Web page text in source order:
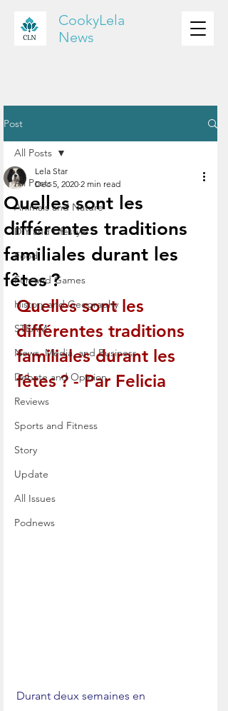
CookyLela
News
Post
All Posts
Animals and Nature
DIY and Lifestyle
Food
Fun and Games
History and Geography
STEAM
News, Media, and Business
Debate and Opinion
Reviews
Sports and Fitness
Story
Update
All Issues
Podnews
All Posts
Quelles sont les
différentes traditions
familiales durant les
fêtes ?
Lela Star
Dec 5, 2020 2 min read
Quelles sont les
différentes traditions
familiales durant les
fêtes ? - Par Felicia
Durant deux semaines en